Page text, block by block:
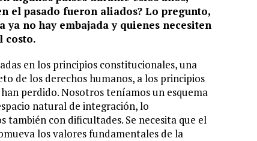
el pasado fueron aliados? Lo pregunto,
ya no hay embajada y quienes necesiten
costo.
en los principios constitucionales, una
de los derechos humanos, a los principios
perdido. Nosotros teníamos un esquema
natural de integración, lo
también con dificultades. Se necesita que el
los valores fundamentales de la